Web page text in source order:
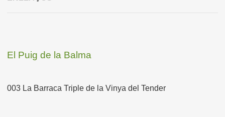
El Puig de la Balma
003 La Barraca Triple de la Vinya del Tender